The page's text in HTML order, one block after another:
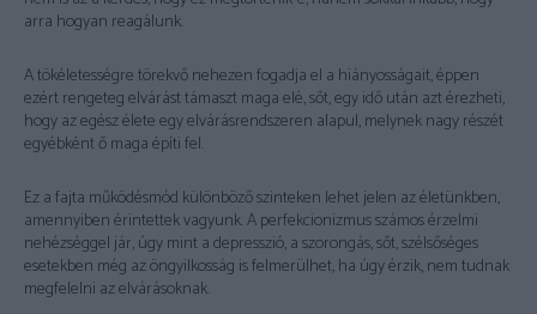
arra hogyan reagálunk.
A tökéletességre törekvő nehezen fogadja el a hiányosságait, éppen
ezért rengeteg elvárást támaszt maga elé, sőt, egy idő után azt érezheti,
hogy az egész élete egy elvárásrendszeren alapul, melynek nagy részét
egyébként ő maga építi fel.
Ez a fajta működésmód különböző szinteken lehet jelen az életünkben,
amennyiben érintettek vagyunk. A perfekcionizmus számos érzelmi
nehézséggel jár, úgy mint a depresszió, a szorongás, sőt, szélsőséges
esetekben még az öngyilkosság is felmerülhet, ha úgy érzik, nem tudnak
megfelelni az elvárásoknak.